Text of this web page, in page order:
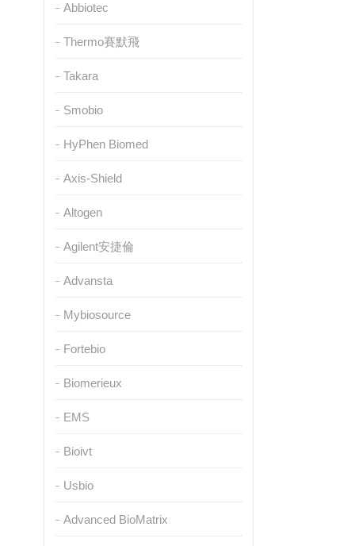
Abbiotec
Thermo賽默飛
Takara
Smobio
HyPhen Biomed
Axis-Shield
Altogen
Agilent安捷倫
Advansta
Mybiosource
Fortebio
Biomerieux
EMS
Bioivt
Usbio
Advanced BioMatrix